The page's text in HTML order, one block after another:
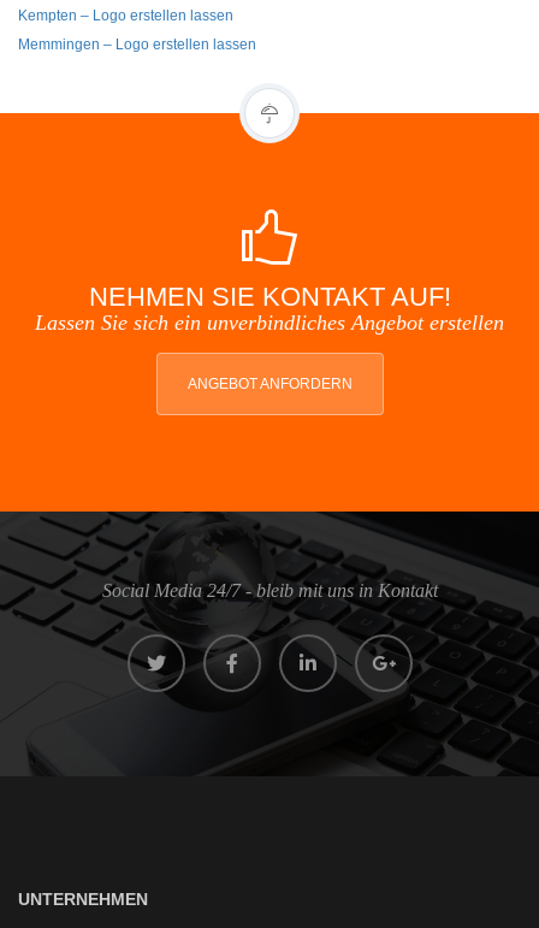
Kempten – Logo erstellen lassen
Memmingen – Logo erstellen lassen
NEHMEN SIE KONTAKT AUF!
Lassen Sie sich ein unverbindliches Angebot erstellen
ANGEBOT ANFORDERN
Social Media 24/7 - bleib mit uns in Kontakt
UNTERNEHMEN